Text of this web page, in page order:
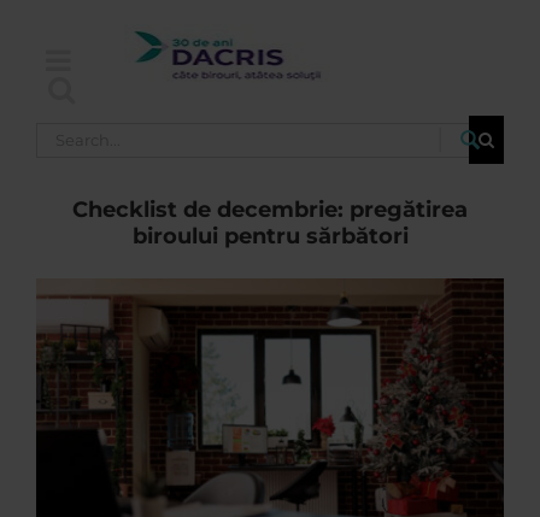
Checklist de decembrie: pregătirea
biroului pentru sărbători